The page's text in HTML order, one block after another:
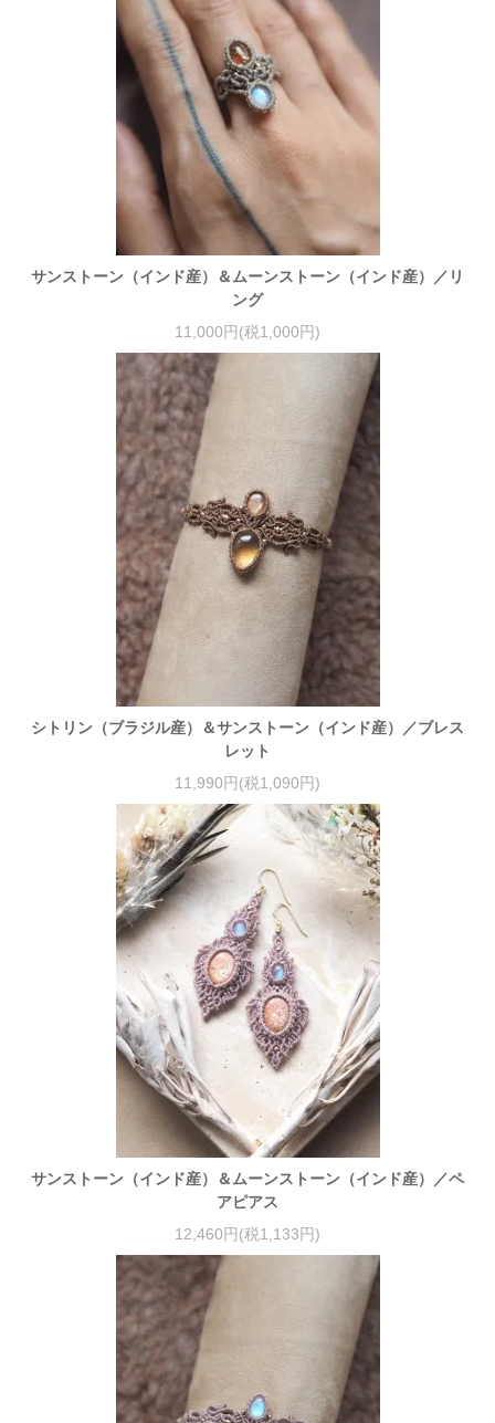
サンストーン（インド産）＆ムーンストーン（インド産）／リ
ング
11,000円(税1,000円)
シトリン（ブラジル産）＆サンストーン（インド産）／ブレス
レット
11,990円(税1,090円)
サンストーン（インド産）＆ムーンストーン（インド産）／ペ
アピアス
12,460円(税1,133円)